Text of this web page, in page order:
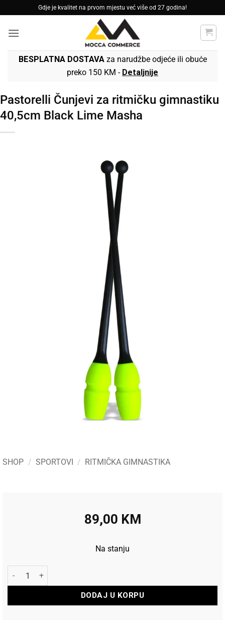
to
content
Gdje je kvalitet na prvom mjestu već više od 27 godina!
BESPLATNA DOSTAVAza narudžbe odjeće ili obuće
preko 150 KM - Detaljnije
Pastorelli Čunjevi za ritmičku gimnastiku
40,5cm Black Lime Masha
SHOP / SPORTOVI / RITMIČKA GIMNASTIKA
89,00 KM
Na stanju
Pastorelli Čunjevi za ritmičku gimnastiku 40,5cm Black Lime
DODAJ U KORPU